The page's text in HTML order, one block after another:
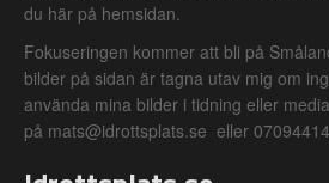
du här på hemsidan.
Fokuseringen kommer att bli på
bilder på sidan är tagna utav mig om
använda mina bilder i tidning eller
på mats@idrottsplats.se eller